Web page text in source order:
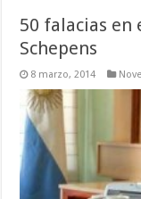
50 falacias
Schepens
8 marzo, 2014